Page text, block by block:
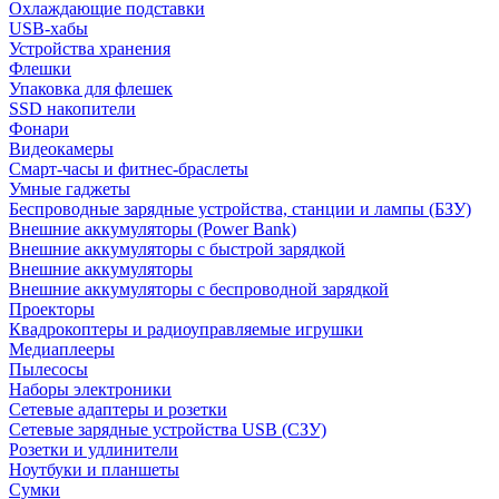
Охлаждающие подставки
USB-хабы
Устройства хранения
Флешки
Упаковка для флешек
SSD накопители
Фонари
Видеокамеры
Смарт-часы и фитнес-браслеты
Умные гаджеты
Беспроводные зарядные устройства, станции и лампы (БЗУ)
Внешние аккумуляторы (Power Bank)
Внешние аккумуляторы с быстрой зарядкой
Внешние аккумуляторы
Внешние аккумуляторы с беспроводной зарядкой
Проекторы
Квадрокоптеры и радиоуправляемые игрушки
Медиаплееры
Пылесосы
Наборы электроники
Сетевые адаптеры и розетки
Сетевые зарядные устройства USB (СЗУ)
Розетки и удлинители
Ноутбуки и планшеты
Сумки